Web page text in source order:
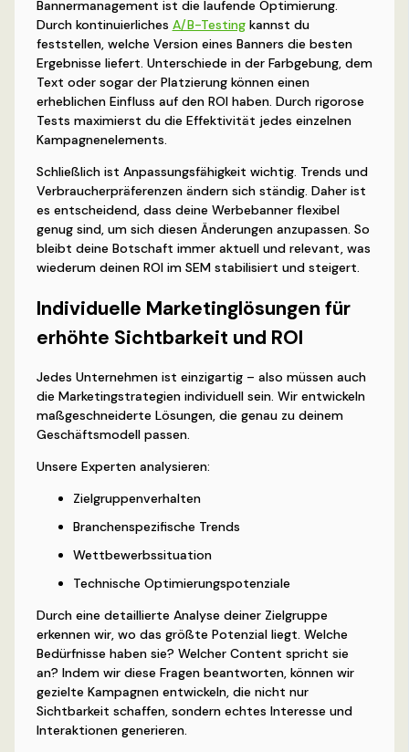
Bannermanagement ist die laufende Optimierung.
Durch kontinuierliches A/B-Testingkannst du
feststellen, welche Version eines Banners die besten
Ergebnisse liefert. Unterschiede in der Farbgebung, dem
Text oder sogar der Platzierung können einen
erheblichen Einfluss auf den ROI haben. Durch rigorose
Tests maximierst du die Effektivität jedes einzelnen
Kampagnenelements.
Schließlich ist Anpassungsfähigkeit wichtig. Trends und
Verbraucherpräferenzen ändern sich ständig. Daher ist
es entscheidend, dass deine Werbebanner flexibel
genug sind, um sich diesen Änderungen anzupassen. So
bleibt deine Botschaft immer aktuell und relevant, was
wiederum deinen ROI im SEM stabilisiert und steigert.
Individuelle Marketinglösungen für
erhöhte Sichtbarkeit und ROI
Jedes Unternehmen ist einzigartig – also müssen auch
die Marketingstrategien individuell sein. Wir entwickeln
maßgeschneiderte Lösungen, die genau zu deinem
Geschäftsmodell passen.
Unsere Experten analysieren:
Zielgruppenverhalten
Branchenspezifische Trends
Wettbewerbssituation
Technische Optimierungspotenziale
Durch eine detaillierte Analyse deiner Zielgruppe
erkennen wir, wo das größte Potenzial liegt. Welche
Bedürfnisse haben sie? Welcher Content spricht sie
an? Indem wir diese Fragen beantworten, können wir
gezielte Kampagnen entwickeln, die nicht nur
Sichtbarkeit schaffen, sondern echtes Interesse und
Interaktionen generieren.